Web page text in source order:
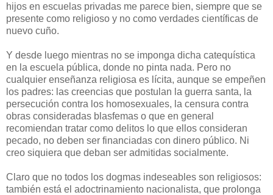
hijos en escuelas privadas me parece bien, siempre que se
presente como religioso y no como verdades científicas de
nuevo cuño.
Y desde luego mientras no se imponga dicha catequística
en la escuela pública, donde no pinta nada. Pero no
cualquier enseñanza religiosa es lícita, aunque se empeñen
los padres: las creencias que postulan la guerra santa, la
persecución contra los homosexuales, la censura contra
obras consideradas blasfemas o que en general
recomiendan tratar como delitos lo que ellos consideran
pecado, no deben ser financiadas con dinero público. Ni
creo siquiera que deban ser admitidas socialmente.
Claro que no todos los dogmas indeseables son religiosos:
también está el adoctrinamiento nacionalista, que prolonga